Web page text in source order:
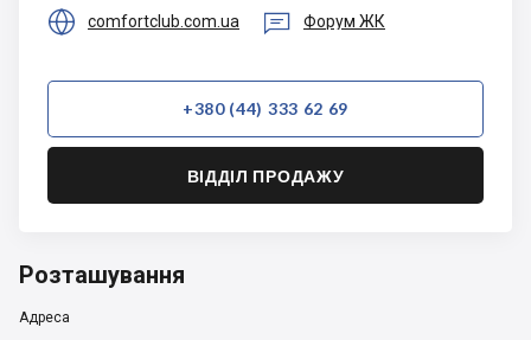
 comfortclub.com.ua  Форум ЖК
+380 (44) 333 62 69
ВІДДІЛ ПРОДАЖУ
Розташування
Адреса